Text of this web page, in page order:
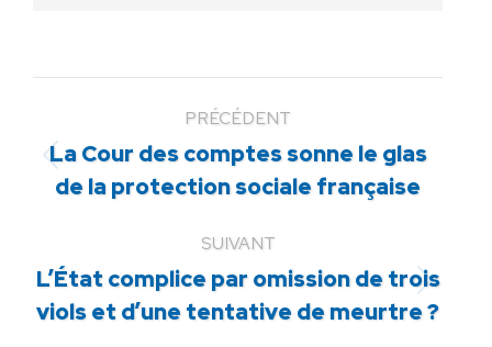
PRÉCÉDENT
Article
précédent
La Cour des comptes sonne le glas
de la protection sociale française
SUIVANT
Article
suivant
L’État complice par omission de trois
viols et d’une tentative de meurtre ?